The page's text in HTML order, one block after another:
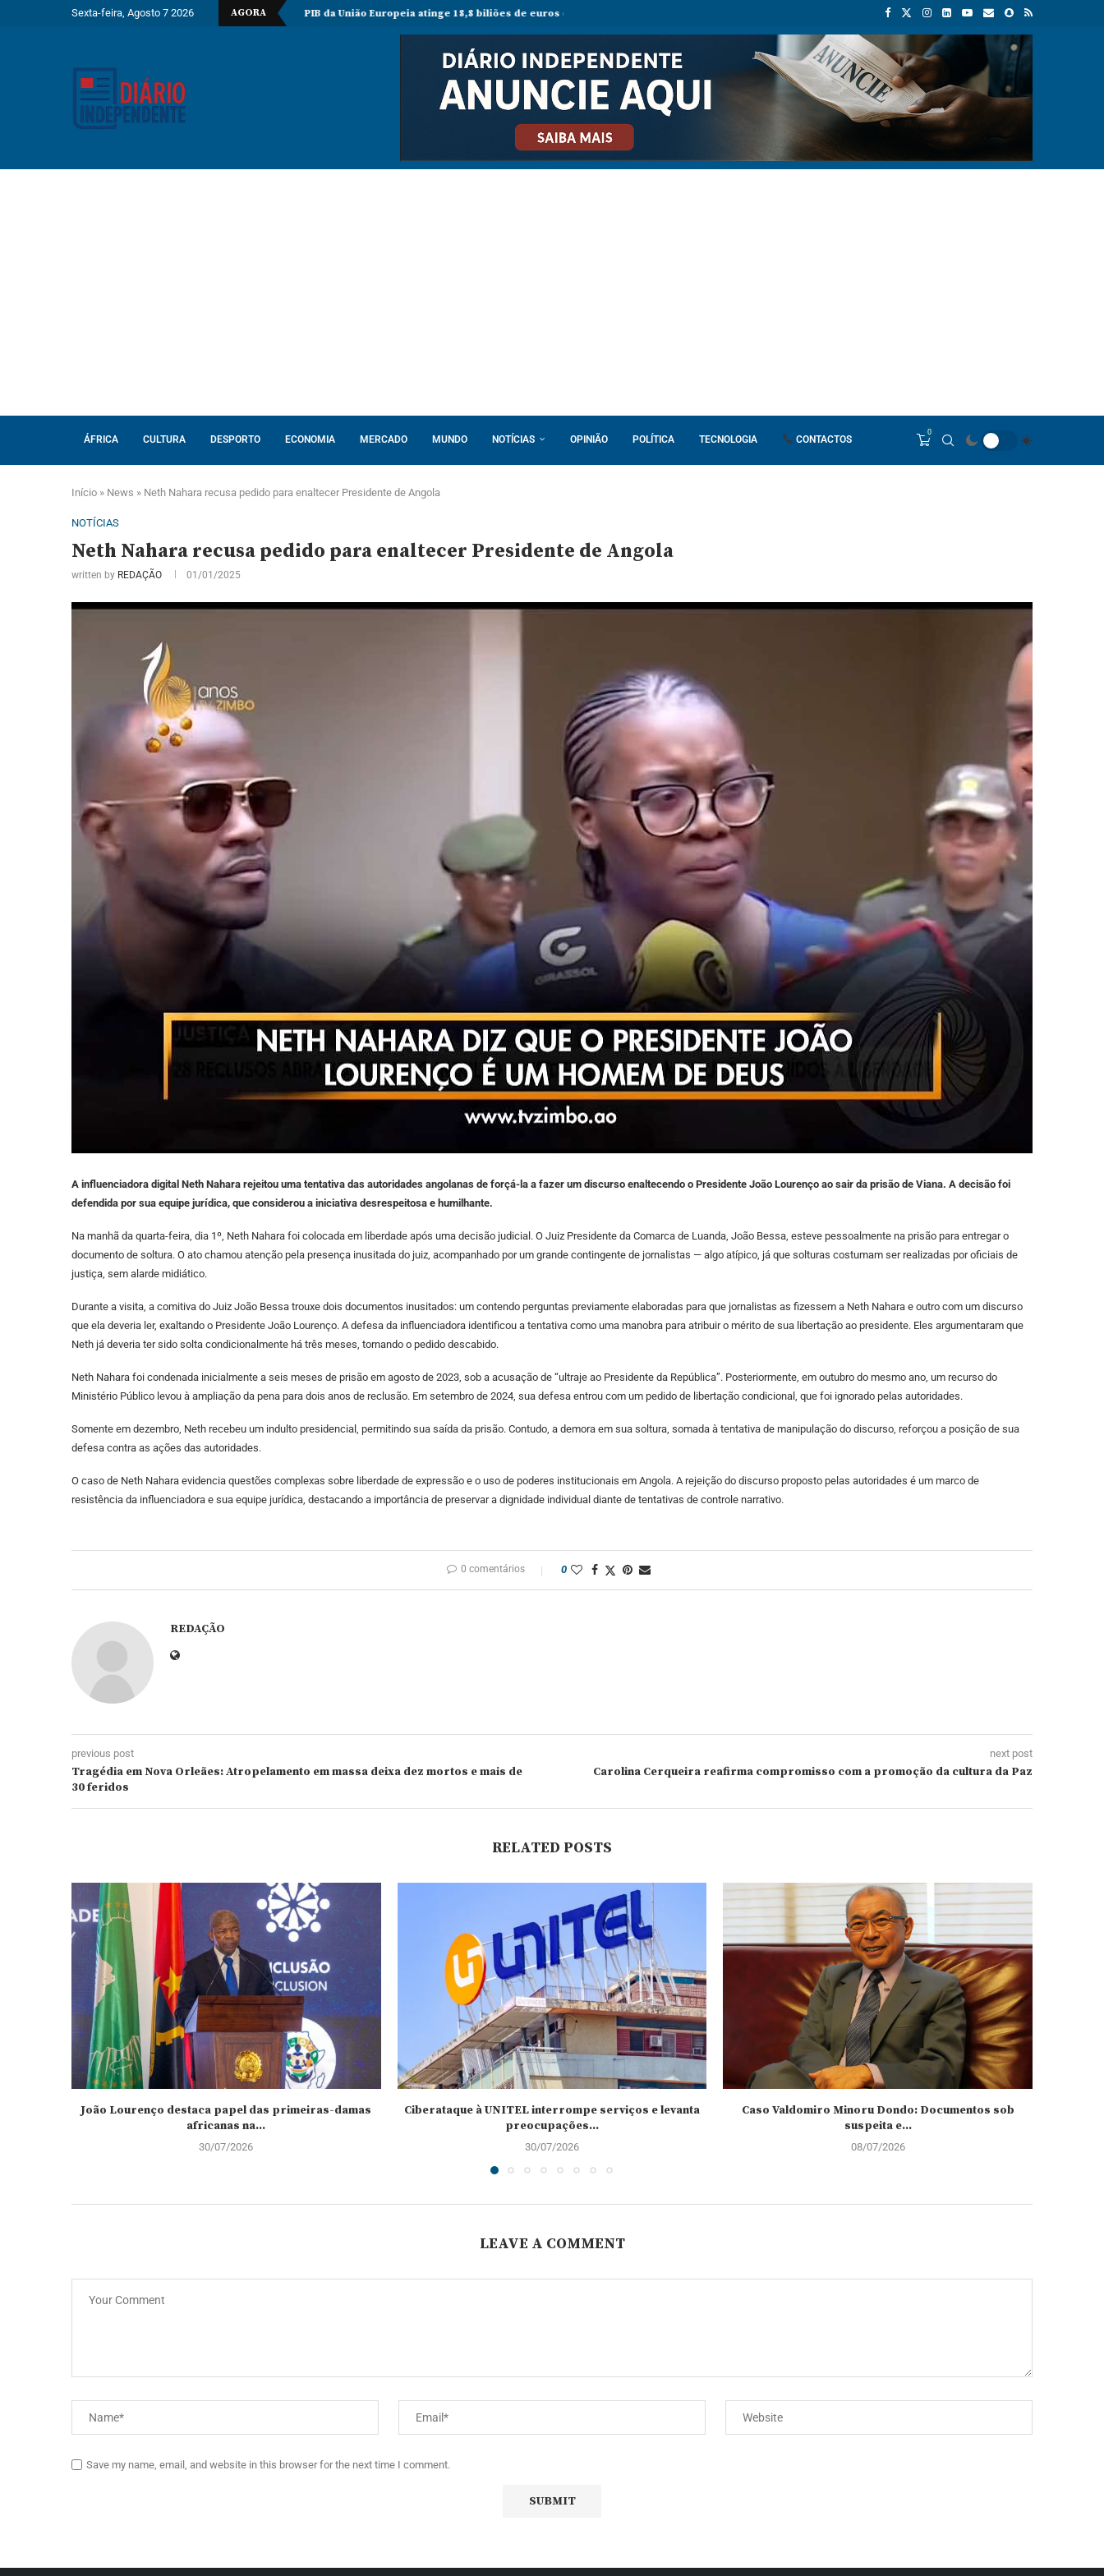
Sexta-feira, Agosto 7 2026 AGORA
do poço Katambi-2 do bloco 24 PIB da União Europeia atinge 18,8 biliões de euros em 2025 e Alemanha reforça liderança económica Empresas chinesas anunciam investimento de 150 milhões de
ÁFRICA CULTURA DESPORTO ECONOMIA MERCADO MUNDO NOTÍCIAS OPINIÃO POLÍTICA TECNOLOGIA CONTACTOS
0
Início » News » Neth Nahara recusa pedido para enaltecer Presidente de Angola
NOTÍCIAS
Neth Nahara recusa pedido para enaltecer Presidente de Angola
written by REDAÇÃO 01/01/2025
A influenciadora digital Neth Nahara rejeitou uma tentativa das autoridades angolanas de forçá-la a fazer um discurso enaltecendo o Presidente João Lourenço ao sair da prisão de Viana. A decisão foi
defendida por sua equipe jurídica, que considerou a iniciativa desrespeitosa e humilhante.
Na manhã da quarta-feira, dia 1º, Neth Nahara foi colocada em liberdade após uma decisão judicial. O Juiz Presidente da Comarca de Luanda, João Bessa, esteve pessoalmente na prisão para entregar o
documento de soltura. O ato chamou atenção pela presença inusitada do juiz, acompanhado por um grande contingente de jornalistas — algo atípico, já que solturas costumam ser realizadas por oficiais de
justiça, sem alarde midiático.
Durante a visita, a comitiva do Juiz João Bessa trouxe dois documentos inusitados: um contendo perguntas previamente elaboradas para que jornalistas as fizessem a Neth Nahara e outro com um discurso
que ela deveria ler, exaltando o Presidente João Lourenço. A defesa da influenciadora identificou a tentativa como uma manobra para atribuir o mérito de sua libertação ao presidente. Eles argumentaram que
Neth já deveria ter sido solta condicionalmente há três meses, tornando o pedido descabido.
Neth Nahara foi condenada inicialmente a seis meses de prisão em agosto de 2023, sob a acusação de “ultraje ao Presidente da República”. Posteriormente, em outubro do mesmo ano, um recurso do
Ministério Público levou à ampliação da pena para dois anos de reclusão. Em setembro de 2024, sua defesa entrou com um pedido de libertação condicional, que foi ignorado pelas autoridades.
Somente em dezembro, Neth recebeu um indulto presidencial, permitindo sua saída da prisão. Contudo, a demora em sua soltura, somada à tentativa de manipulação do discurso, reforçou a posição de sua
defesa contra as ações das autoridades.
O caso de Neth Nahara evidencia questões complexas sobre liberdade de expressão e o uso de poderes institucionais em Angola. A rejeição do discurso proposto pelas autoridades é um marco de
resistência da influenciadora e sua equipe jurídica, destacando a importância de preservar a dignidade individual diante de tentativas de controle narrativo.
0 comentários 0
REDAÇÃO
previous post
Tragédia em Nova Orleães: Atropelamento em massa deixa dez mortos e mais de
30 feridos
next post
Carolina Cerqueira reafirma compromisso com a promoção da cultura da Paz
RELATED POSTS
João Lourenço destaca papel das primeiras-damas
africanas na...
30/07/2026
Ciberataque à UNITEL interrompe serviços e levanta
preocupações...
30/07/2026
Caso Valdomiro Minoru Dondo: Documentos sob
suspeita e...
08/07/2026
LEAVE A COMMENT
Save my name, email, and website in this browser for the next time I comment.